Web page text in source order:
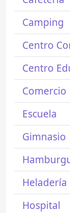
Camping
Centro
Centro
Comercio
Escuela
Gimnasio
Heladería
Hospital